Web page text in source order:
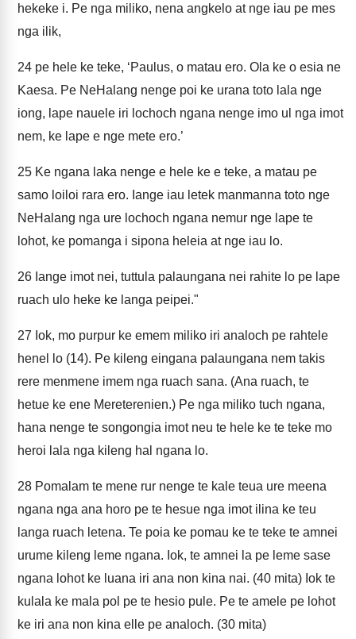
hekeke i. Pe nga miliko, nena angkelo at nge iau pe mes
nga ilik,
24 pe hele ke teke, ‘Paulus, o matau ero. Ola ke o esia ne
Kaesa. Pe NeHalang nenge poi ke urana toto lala nge
iong, lape nauele iri lochoch ngana nenge imo ul nga imot
nem, ke lape e nge mete ero.’
25 Ke ngana laka nenge e hele ke e teke, a matau pe
samo loiloi rara ero. Iange iau letek manmanna toto nge
NeHalang nga ure lochoch ngana nemur nge lape te
lohot, ke pomanga i sipona heleia at nge iau lo.
26 Iange imot nei, tuttula palaungana nei rahite lo pe lape
ruach ulo heke ke langa peipei."
27 Iok, mo purpur ke emem miliko iri analoch pe rahtele
henel lo (14). Pe kileng eingana palaungana nem takis
rere menmene imem nga ruach sana. (Ana ruach, te
hetue ke ene Mereterenien.) Pe nga miliko tuch ngana,
hana nenge te songongia imot neu te hele ke te teke mo
heroi lala nga kileng hal ngana lo.
28 Pomalam te mene rur nenge te kale teua ure meena
ngana nga ana horo pe te hesue nga imot ilina ke teu
langa ruach letena. Te poia ke pomau ke te teke te amnei
urume kileng leme ngana. Iok, te amnei la pe leme sase
ngana lohot ke luana iri ana non kina nai. (40 mita) Iok te
kulala ke mala pol pe te hesio pule. Pe te amele pe lohot
ke iri ana non kina elle pe analoch. (30 mita)